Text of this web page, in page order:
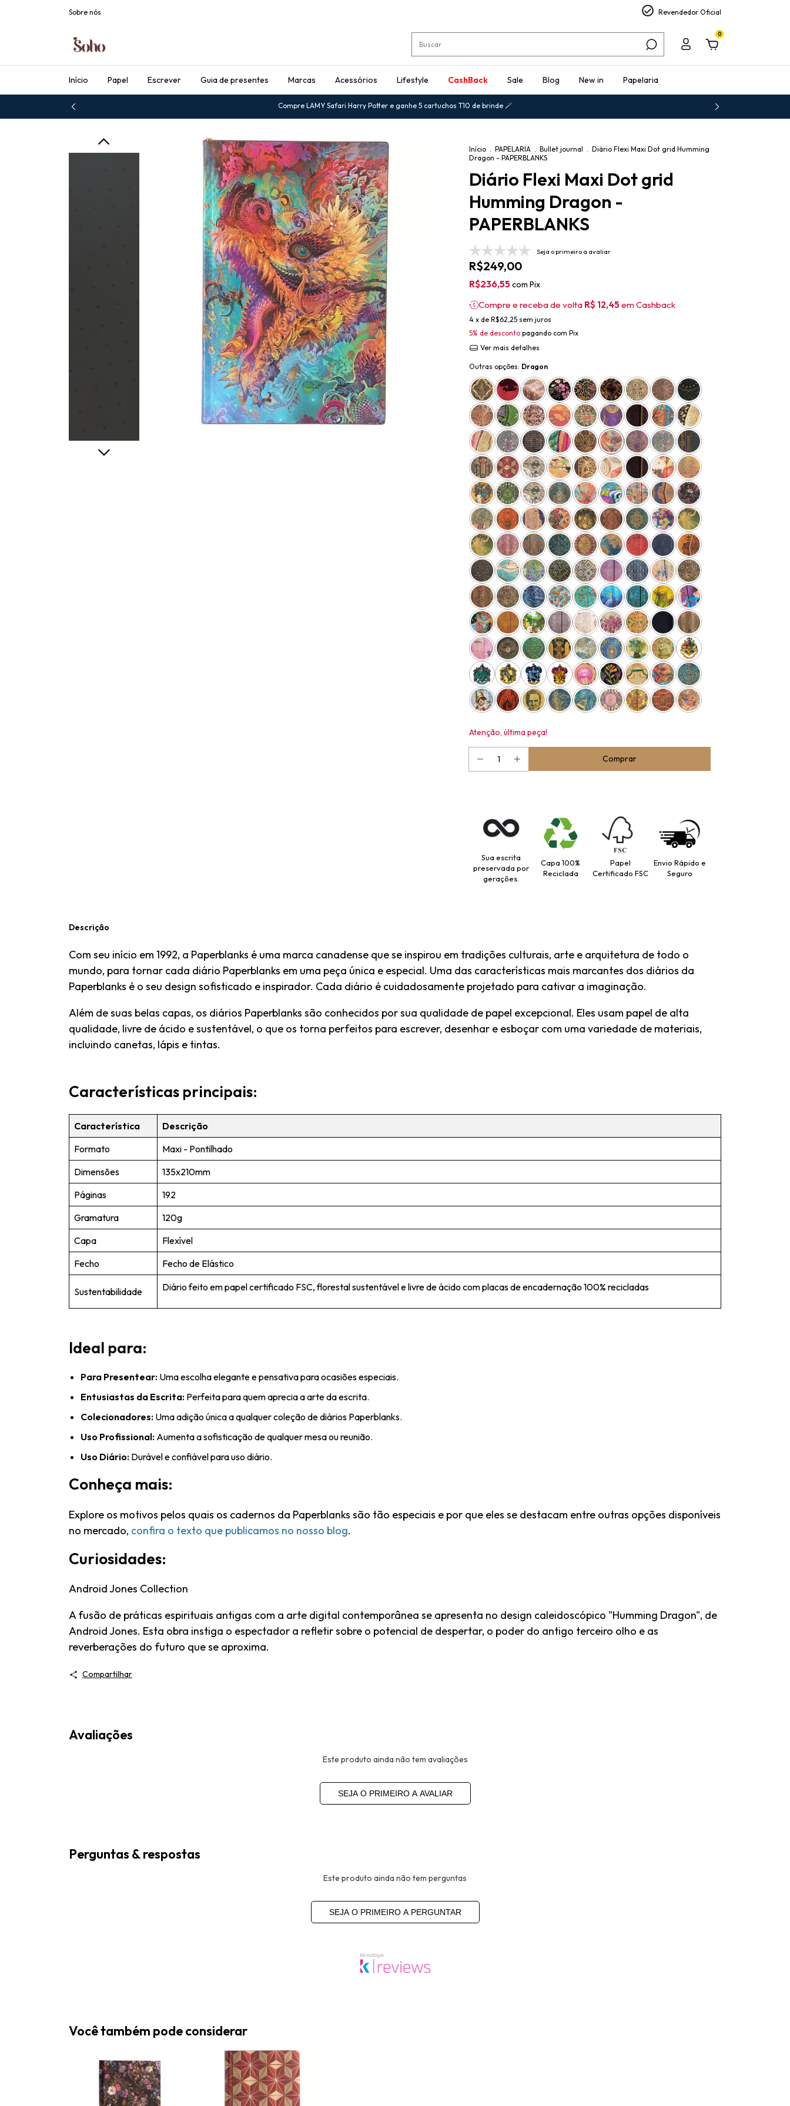
Sobre nós Revendedor Oficial
0
Início Papel Escrever Guia de presentes Marcas Acessórios Lifestyle CashBack Sale Blog New in Papelaria
Compre LAMY Safari Harry Potter e ganhe 5 cartuchos T10 de brinde 🪄
Início . PAPELARIA . Bullet journal . Diário Flexi Maxi Dot grid Humming
Dragon - PAPERBLANKS
Diário Flexi Maxi Dot grid
Humming Dragon -
PAPERBLANKS
Seja o primeiro a avaliar
R$249,00
R$236,55 com Pix
Compre e receba de volta R$ 12,45 em Cashback
4 x de R$62,25 sem juros
5% de desconto pagando com Pix
Ver mais detalhes
Outras opções: Dragon
Atenção, última peça!
Sua escrita
preservada por
gerações.
Capa 100%
Reciclada
Papel
Certificado FSC
Envio Rápido e
Seguro
Descrição
Com seu início em 1992, a Paperblanks é uma marca canadense que se inspirou em tradições culturais, arte e arquitetura de todo o
mundo, para tornar cada diário Paperblanks em uma peça única e especial. Uma das características mais marcantes dos diários da
Paperblanks é o seu design sofisticado e inspirador. Cada diário é cuidadosamente projetado para cativar a imaginação.
Além de suas belas capas, os diários Paperblanks são conhecidos por sua qualidade de papel excepcional. Eles usam papel de alta
qualidade, livre de ácido e sustentável, o que os torna perfeitos para escrever, desenhar e esboçar com uma variedade de materiais,
incluindo canetas, lápis e tintas.
Características principais:
Característica
Descrição
Formato
Maxi - Pontilhado
Dimensões
135x210mm
Páginas
192
Gramatura
120g
Capa
Flexível
Fecho
Fecho de Elástico
Sustentabilidade Diário feito em papel certificado FSC, florestal sustentável e livre de ácido com placas de encadernação 100% recicladas
Ideal para:
Para Presentear: Uma escolha elegante e pensativa para ocasiões especiais.
Entusiastas da Escrita: Perfeita para quem aprecia a arte da escrita.
Colecionadores: Uma adição única a qualquer coleção de diários Paperblanks.
Uso Profissional: Aumenta a sofisticação de qualquer mesa ou reunião.
Uso Diário: Durável e confiável para uso diário.
Conheça mais:
Explore os motivos pelos quais os cadernos da Paperblanks são tão especiais e por que eles se destacam entre outras opções disponíveis
no mercado, confira o texto que publicamos no nosso blog.
Curiosidades:
Android Jones Collection
A fusão de práticas espirituais antigas com a arte digital contemporânea se apresenta no design caleidoscópico "Humming Dragon", de
Android Jones. Esta obra instiga o espectador a refletir sobre o potencial de despertar, o poder do antigo terceiro olho e as
reverberações do futuro que se aproxima.
Compartilhar
Avaliações
Este produto ainda não tem avaliações
SEJA O PRIMEIRO A AVALIAR
Perguntas & respostas
Este produto ainda não tem perguntas
SEJA O PRIMEIRO A PERGUNTAR
Você também pode considerar